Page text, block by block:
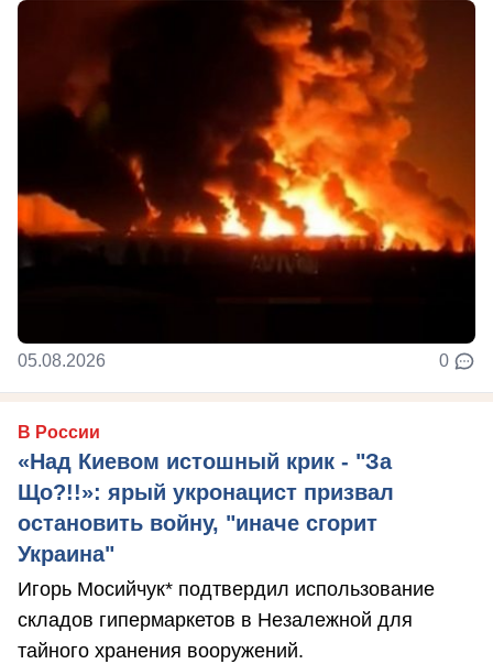
05.08.2026 0
В России
«Над Киевом истошный крик - "За
Що?!!»: ярый укронацист призвал
остановить войну, "иначе сгорит
Украина"
Игорь Мосийчук* подтвердил использование
складов гипермаркетов в Незалежной для
тайного хранения вооружений.